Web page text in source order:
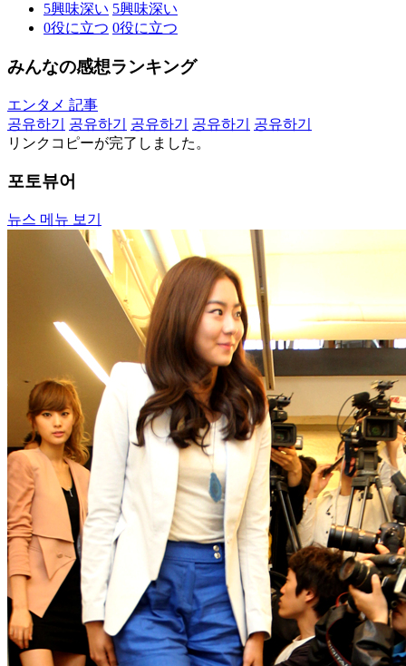
5興味深い 5興味深い
0役に立つ 0役に立つ
みんなの感想ランキング
エンタメ 記事
공유하기
공유하기 공유하기 공유하기
공유하기
リンクコピーが完了しました。
포토뷰어
뉴스 메뉴 보기